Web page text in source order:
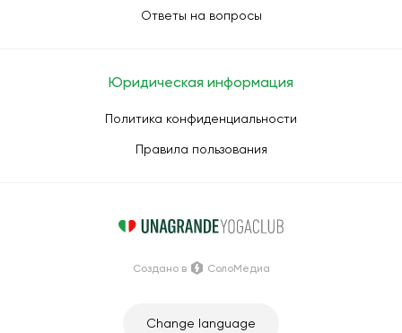
Ответы на вопросы
Юридическая информация
Политика конфиденциальности
Правила пользования
Change language
Создано в СолоМедиа